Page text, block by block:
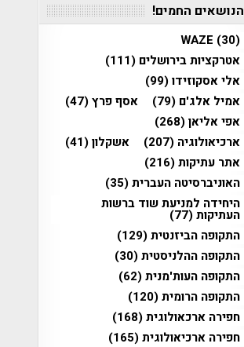
הנושאים החמים!
WAZE (30)
אטרקציות בירושלים (111)
אלי אסקוזידו(99)
אמיל אלג'ם (79) אסף פרץ(47)
אפי אליאן(268)
ארכיאולוגיה (207) אשקלון(41)
אתר עתיקות(216)
האוניברסיטה העברית(35)
היחידה למניעת שוד ברשות
העתיקות(77)
התקופה הביזנטית(129)
התקופה ההלניסטית(30)
התקופה העות'מנית(62)
התקופה הרומית(120)
חפירה ארכאולוגית(168)
חפירה ארכיאולוגית(165)